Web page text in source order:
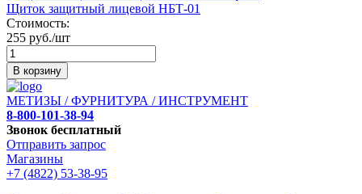
Щиток защитный лицевой НБТ-01
Стоимость:
255 руб./шт
В корзину
МЕТИЗЫ / ФУРНИТУРА / ИНСТРУМЕНТ
8-800-101-38-94
Звонок бесплатный
Отправить запрос
Магазины
+7 (4822) 53-38-95